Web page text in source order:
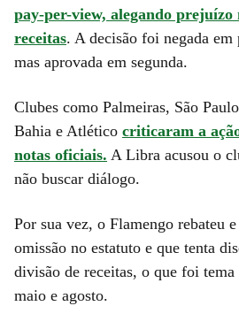
pay-per-view, alegando prejuízo
receitas. A decisão foi negada
mas aprovada em segunda.
Clubes como Palmeiras, São
Bahia e Atlético criticaram a
notas oficiais. A Libra acusou o
não buscar diálogo.
Por sua vez, o Flamengo rebateu
omissão no estatuto e que tenta
divisão de receitas, o que foi tema
maio e agosto.